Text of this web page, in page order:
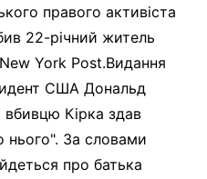
правого активіста
22-річний житель
York Post.Видання
США Дональд
Кірка здав
нього". За словами
про батька